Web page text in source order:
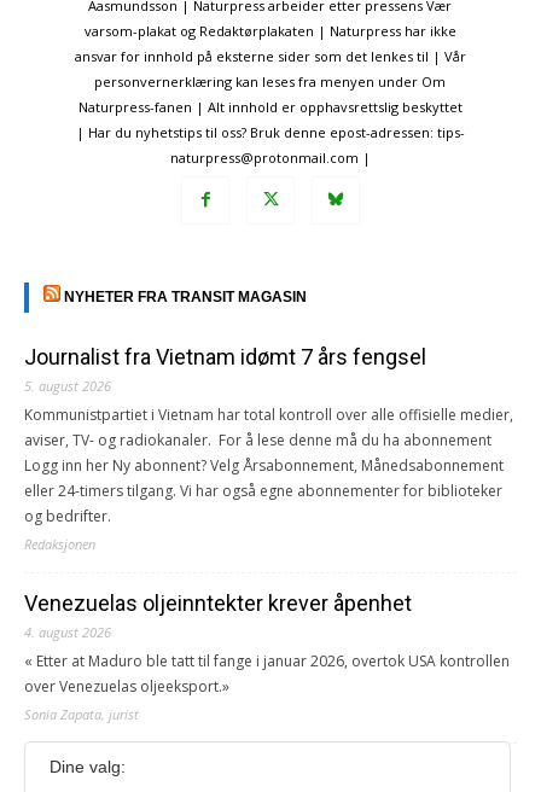
Aasmundsson | Naturpress arbeider etter pressens Vær
varsom-plakat og Redaktørplakaten | Naturpress har ikke
ansvar for innhold på eksterne sider som det lenkes til | Vår
personvernerklæring kan leses fra menyen under Om
Naturpress-fanen | Alt innhold er opphavsrettslig beskyttet
| Har du nyhetstips til oss? Bruk denne epost-adressen: tips-
naturpress@protonmail.com |
NYHETER FRA TRANSIT MAGASIN
Journalist fra Vietnam idømt 7 års fengsel
5. august 2026
Kommunistpartiet i Vietnam har total kontroll over alle offisielle medier,
aviser, TV- og radiokanaler. For å lese denne må du ha abonnement
Logg inn her Ny abonnent? Velg Årsabonnement, Månedsabonnement
eller 24-timers tilgang. Vi har også egne abonnementer for biblioteker
og bedrifter.
Redaksjonen
Venezuelas oljeinntekter krever åpenhet
4. august 2026
« Etter at Maduro ble tatt til fange i januar 2026, overtok USA kontrollen
over Venezuelas oljeeksport.»
Sonia Zapata, jurist
117,8 millioner er på flukt, en nedgang fra forrige
Dine valg: